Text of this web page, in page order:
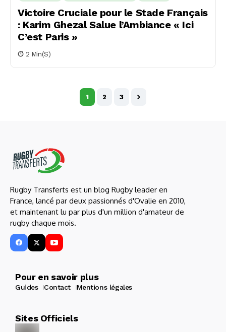
Victoire Cruciale pour le Stade Français
: Karim Ghezal Salue l’Ambiance « Ici
C’est Paris »
2 Min(s)
1 2 3
Rugby Transferts est un blog Rugby leader en
France, lancé par deux passionnés d'Ovalie en 2010,
et maintenant lu par plus d'un million d'amateur de
rugby chaque mois.
Pour en savoir plus
Guides Contact Mentions légales
Sites Officiels